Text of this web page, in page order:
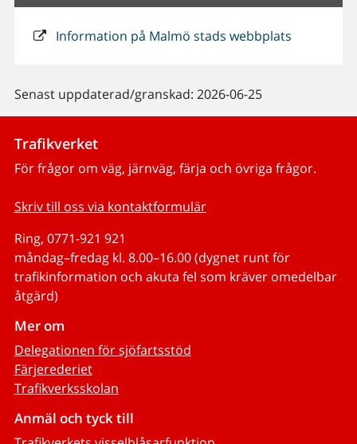
Information på Malmö stads webbplats
Senast uppdaterad/granskad: 2026-06-25
Trafikverket
För frågor om väg, järnväg, färja och övriga frågor.
Skriv till oss via kontaktformulär
Ring, 0771-921 921
måndag–fredag kl. 8.00–16.00 (dygnet runt för
trafikinformation och akuta fel som kräver omedelbar
åtgärd)
Mer om
Delegationen för sjöfartsstöd
Färjerederiet
Trafikverksskolan
Anmäl och tyck till